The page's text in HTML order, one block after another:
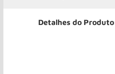
Detalhes do